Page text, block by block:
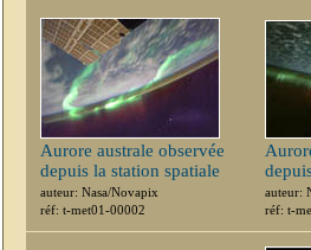
Aurore australe observée
depuis la station spatiale
auteur: Nasa/Novapix
réf: t-met01-00002
auteur:
réf: t-